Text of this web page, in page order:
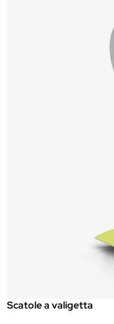
Scatole a valigetta